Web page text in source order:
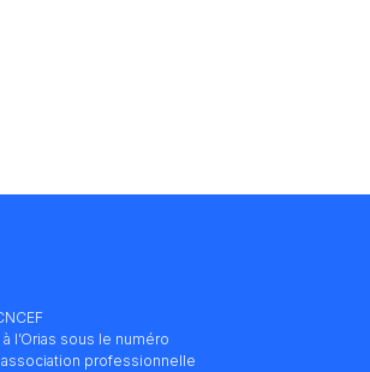
l’Orias sous le numéro
association professionnelle